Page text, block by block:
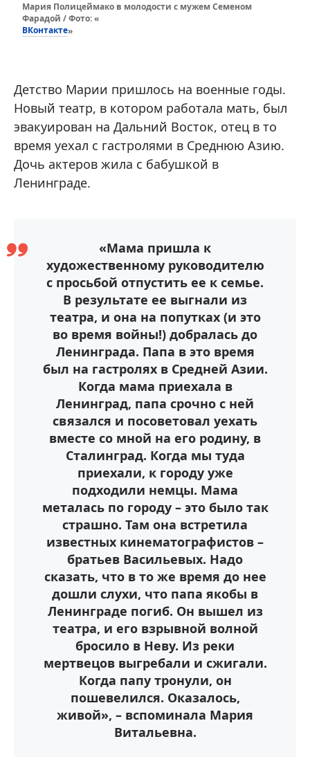
Мария Полицеймако в молодости с мужем Семеном
Фарадой / Фото: «
ВКонтакте»
Детство Марии пришлось на военные годы.
Новый театр, в котором работала мать, был
эвакуирован на Дальний Восток, отец в то
время уехал с гастролями в Среднюю Азию.
Дочь актеров жила с бабушкой в
Ленинграде.
«Мама пришла к
художественному руководителю
с просьбой отпустить ее к семье.
В результате ее выгнали из
театра, и она на попутках (и это
во время войны!) добралась до
Ленинграда. Папа в это время
был на гастролях в Средней Азии.
Когда мама приехала в
Ленинград, папа срочно с ней
связался и посоветовал уехать
вместе со мной на его родину, в
Сталинград. Когда мы туда
приехали, к городу уже
подходили немцы. Мама
металась по городу – это было так
страшно. Там она встретила
известных кинематографистов –
братьев Васильевых. Надо
сказать, что в то же время до нее
дошли слухи, что папа якобы в
Ленинграде погиб. Он вышел из
театра, и его взрывной волной
бросило в Неву. Из реки
мертвецов выгребали и сжигали.
Когда папу тронули, он
пошевелился. Оказалось,
живой», – вспоминала Мария
Витальевна.